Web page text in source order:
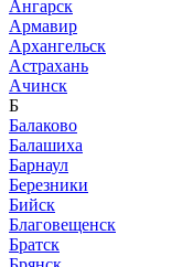
Ангарск
Армавир
Архангельск
Астрахань
Ачинск
Б
Балаково
Балашиха
Барнаул
Березники
Бийск
Благовещенск
Братск